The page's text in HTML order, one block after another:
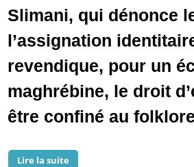
Slimani, qui dénonce
l’assignation
revendique, pour un
maghrébine, le droit
être confiné au
Lire la suite